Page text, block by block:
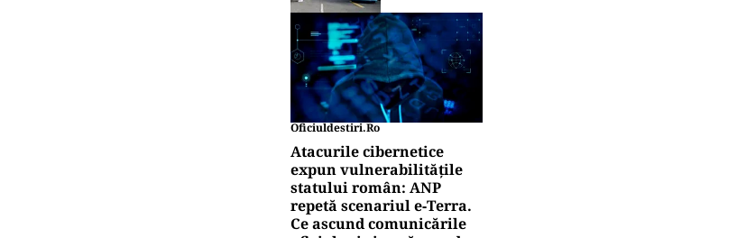
Oficiuldestiri.ro
Atacurile cibernetice
expun vulnerabilitățile
statului român: ANP
repetă scenariul e‑Terra.
Ce ascund comunicările